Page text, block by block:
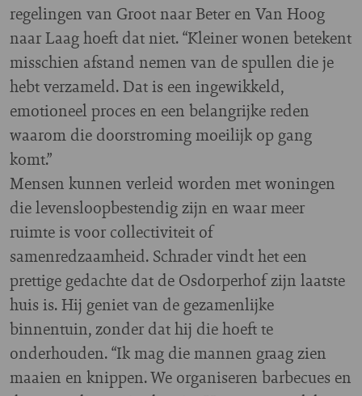
regelingen van Groot naar Beter en Van Hoog
naar Laag hoeft dat niet. “Kleiner wonen betekent
misschien afstand nemen van de spullen die je
hebt verzameld. Dat is een ingewikkeld,
emotioneel proces en een belangrijke reden
waarom die doorstroming moeilijk op gang
komt.”
Mensen kunnen verleid worden met woningen
die levensloopbestendig zijn en waar meer
ruimte is voor collectiviteit of
samenredzaamheid. Schrader vindt het een
prettige gedachte dat de Osdorperhof zijn laatste
huis is. Hij geniet van de gezamenlijke
binnentuin, zonder dat hij die hoeft te
onderhouden. “Ik mag die mannen graag zien
maaien en knippen. We organiseren barbecues en